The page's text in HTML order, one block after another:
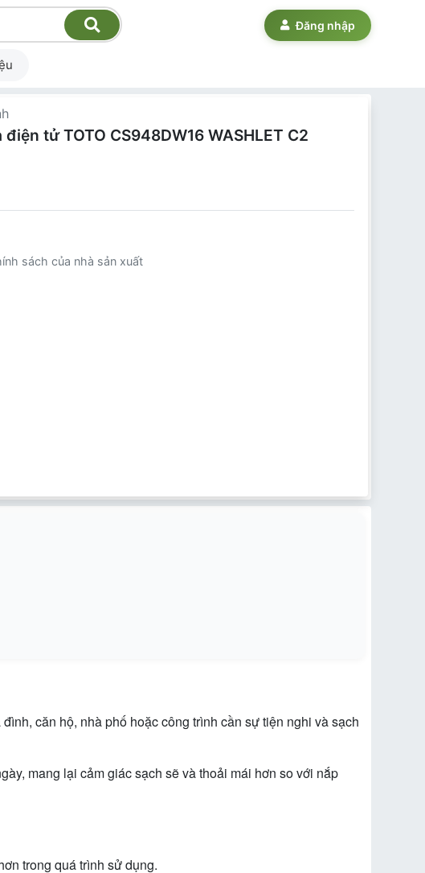
Đăng nhập
tử TOTO CS948DW16 WASHLET C2
sách của nhà sản xuất
căn hộ, nhà phố hoặc công trình cần sự tiện nghi và sạch
mang lại cảm giác sạch sẽ và thoải mái hơn so với nắp
trong quá trình sử dụng.